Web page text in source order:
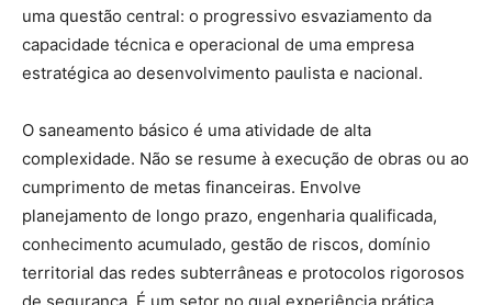
uma questão central: o progressivo esvaziamento da
capacidade técnica e operacional de uma empresa
estratégica ao desenvolvimento paulista e nacional.
O saneamento básico é uma atividade de alta
complexidade. Não se resume à execução de obras ou ao
cumprimento de metas financeiras. Envolve
planejamento de longo prazo, engenharia qualificada,
conhecimento acumulado, gestão de riscos, domínio
territorial das redes subterrâneas e protocolos rigorosos